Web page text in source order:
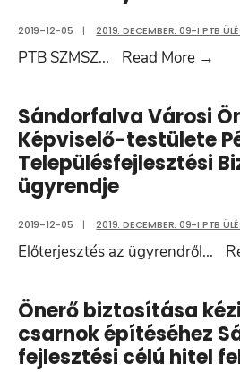
2019-12-05 | 2019. DECEMBER. 09-I PTB
PTB SZMSZ... Read More →
és
Sándorfalva Városi
Képviselő-testülete
Településfejlesztési
ügyrendje
2019-12-05 | 2019. DECEMBER. 09-I PTB
Előterjesztés az ügyrendről...
Önerő biztosítása
csarnok építéséhez
fejlesztési célú hitel